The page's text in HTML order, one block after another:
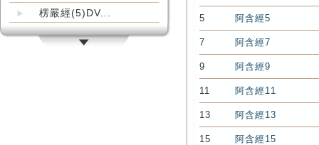
楞嚴經(5)DV...
5 阿含經5
7 阿含經7
9 阿含經9
11 阿含經11
13 阿含經13
15 阿含經15